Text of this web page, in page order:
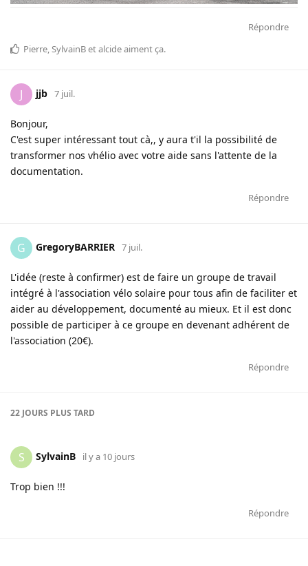
Répondre
Pierre,SylvainBetalcideaiment ça.
J jjb 7 juil.
Bonjour,
C'est super intéressant tout cà,, y aura t'il la possibilité de
transformer nos vhélio avec votre aide sans l'attente de la
documentation.
Répondre
G GregoryBARRIER 7 juil.
L'idée (reste à confirmer) est de faire un groupe de travail
intégré à l'association vélo solaire pour tous afin de faciliter et
aider au développement, documenté au mieux. Et il est donc
possible de participer à ce groupe en devenant adhérent de
l'association (20€).
Répondre
22 JOURS PLUS TARD
S SylvainB il y a 10 jours
Trop bien !!!
Répondre